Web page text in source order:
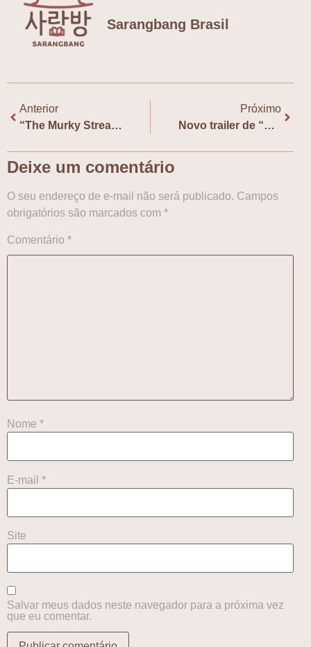
Sarangbang Brasil
Anterior
“The Murky Stream”, do Disney+, terá premiere no Busan International Film Festival
Próximo
Novo trailer de “Bon Appétit, Vossa Majestade” detalha trama
Deixe um comentário
O seu endereço de e-mail não será publicado. Campos
obrigatórios são marcados com *
Comentário *
Nome *
E-mail *
Site
Salvar meus dados neste navegador para a próxima vez
que eu comentar.